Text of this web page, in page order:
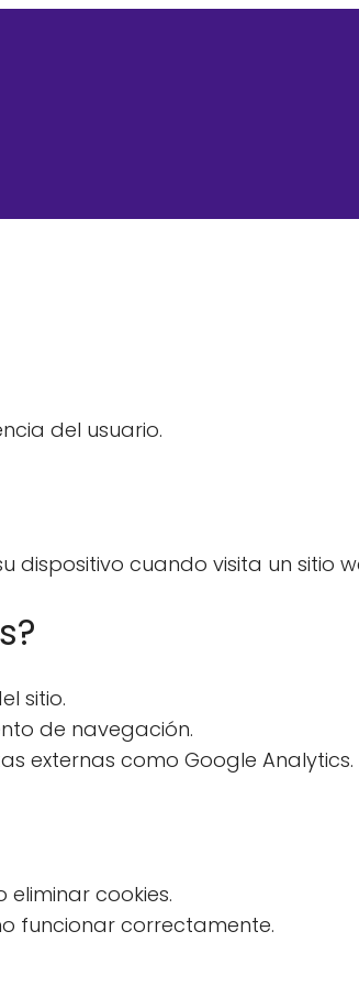
del usuario.
dispositivo cuando visita un sitio
sitio.
de navegación.
externas como Google Analytics.
cookies.
funcionar correctamente.